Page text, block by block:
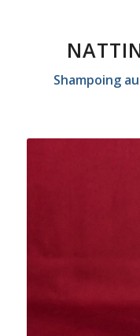
Shampoing